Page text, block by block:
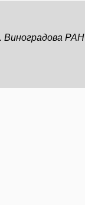
Виноградова РАН